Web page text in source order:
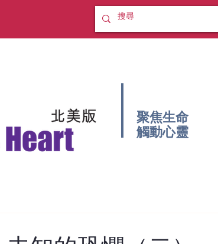
聚焦生命
​觸動心靈